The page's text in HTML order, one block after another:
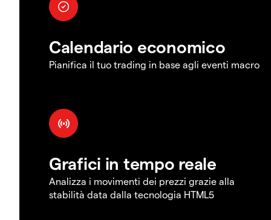
Calendario economico
Pianifica il tuo trading in base agli eventi macro
Grafici in tempo reale
Analizza i movimenti dei prezzi grazie alla
stabilità data dalla tecnologia HTML5